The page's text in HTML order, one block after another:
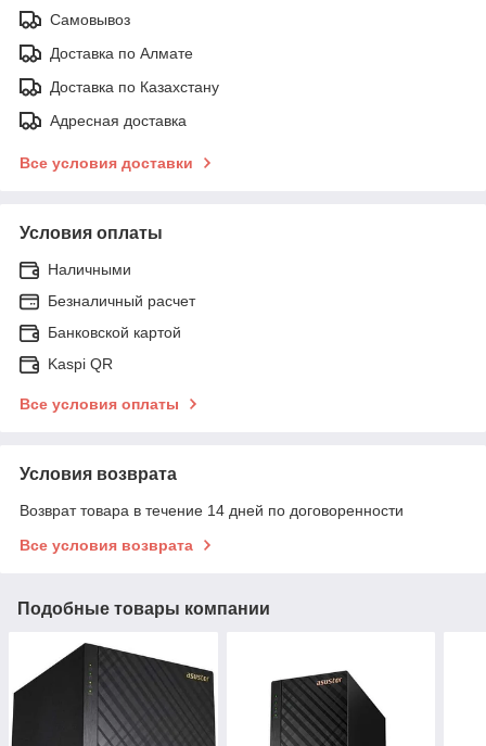
Самовывоз
Доставка по Алмате
Доставка по Казахстану
Адресная доставка
Все условия доставки
Условия оплаты
Наличными
Безналичный расчет
Банковской картой
Kaspi QR
Все условия оплаты
Условия возврата
Возврат товара в течение 14 дней по договоренности
Все условия возврата
Подобные товары компании